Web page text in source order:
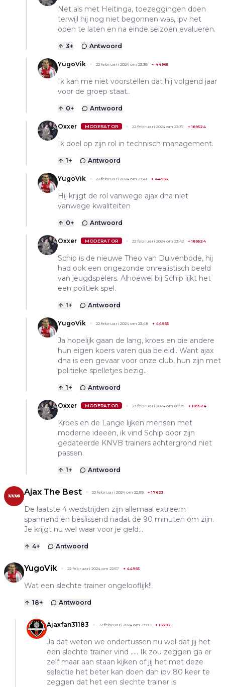
Net als met Heitinga, toezeggingen doen
terwijl hij nog niet begonnen was, ipv het
open te laten en na einde seizoen evalueren.
3+ Antwoord
YugoVik 22 februari 2024 om 23:36 + 44965
Ik kan me niet voorstellen dat hij volgend jaar
voor de groep staat..
0+ Antwoord
Oxxer MODERATOR 22 februari 2024 om 23:37 +189524
Ik doel op zijn rol in technisch management.
1+ Antwoord
YugoVik 22 februari 2024 om 23:41 + 44965
Hij krijgt de rol vanwege ajax dna niet
vanwege kwaliteiten
0+ Antwoord
Oxxer MODERATOR 22 februari 2024 om 23:42 +189524
Schip is de nieuwe Theo van Duivenbode, hij
had ook een ongezonde onrealistisch beeld
van jeugdspelers. Alhoewel bij Schip lijkt het
een politiek spel.
1+ Antwoord
YugoVik 22 februari 2024 om 23:48 + 44965
Ja hopelijk gaan de lang, kroes en die andere
hun eigen koers varen qua beleid.. Want ajax
dna is een gevaar voor onze club, hun zijn met
politieke spelletjes bezig..
1+ Antwoord
Oxxer MODERATOR 23 februari 2024 om 00:35 +189524
Kroes en de Lange lijken mensen met
moderne ideeën, ik vind Schip door zijn
gedateerde KNVB trainers achtergrond niet
passen.
1+ Antwoord
Ajax The Best 22 februari 2024 om 22:59 +17623
De laatste 4 wedstrijden zijn allemaal extreem
spannend en beslissend nadat de 90 minuten om zijn.
Je krijgt nu wel waar voor je geld...
4+ Antwoord
YugoVik 22 februari 2024 om 22:57 + 44965
Wat een slechte trainer ongelooflijk!!
18+ Antwoord
Ajaxfan31183 22 februari 2024 om 23:08 +16393
Ja dat weten we ondertussen nu wel dat jij het
een slechte trainer vind ..... Ik zou zeggen ga er
zelf maar aan staan kijken of jij het met deze
selectie het beter kan doen dan ipv 80 keer te
zeggen dat het een slechte trainer is